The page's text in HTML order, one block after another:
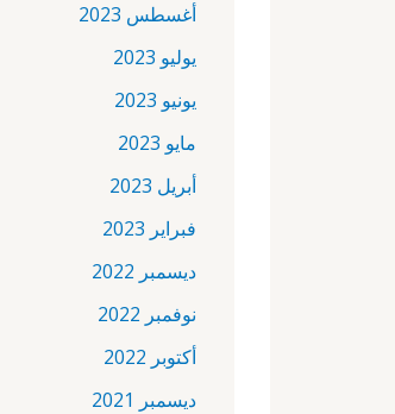
أغسطس 2023
يوليو 2023
يونيو 2023
مايو 2023
أبريل 2023
فبراير 2023
ديسمبر 2022
نوفمبر 2022
أكتوبر 2022
ديسمبر 2021